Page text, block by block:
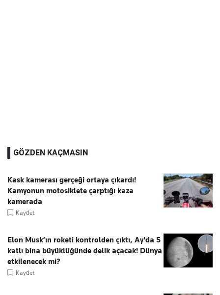
GÖZDEN KAÇMASIN
Kask kamerası gerçeği ortaya çıkardı!
Kamyonun motosiklete çarptığı kaza
kamerada
Kaydet
Elon Musk’ın roketi kontrolden çıktı, Ay'da 5
katlı bina büyüklüğünde delik açacak! Dünya
etkilenecek mi?
Kaydet